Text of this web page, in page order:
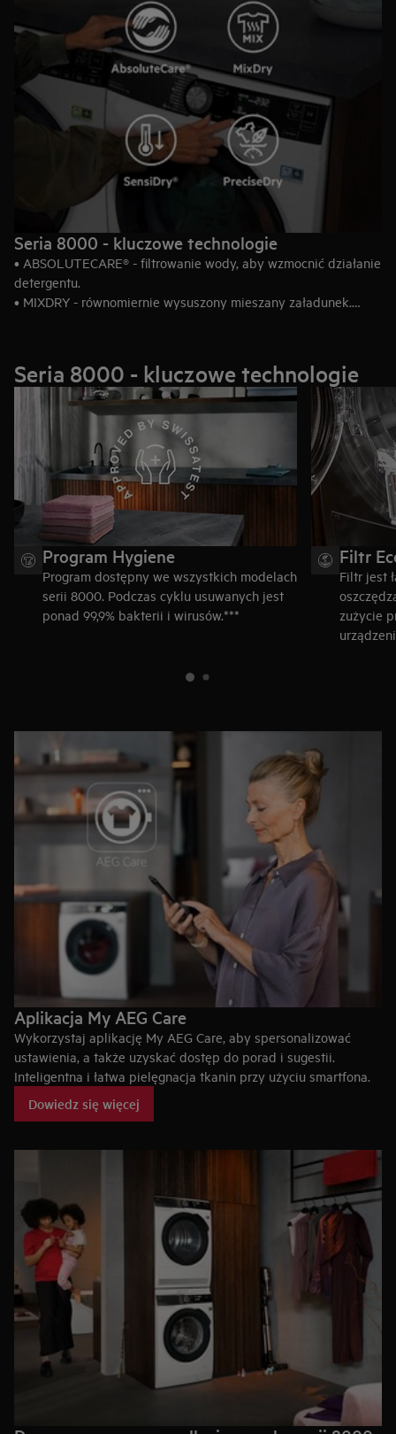
Seria 8000 - kluczowe technologie
• ABSOLUTECARE® - filtrowanie wody, aby wzmocnić działanie
detergentu.
• MIXDRY - równomiernie wysuszony mieszany załadunek.
i energii.
Seria 8000 - kluczowe technologie
Program Hygiene
Program dostępny we wszystkich modelach
serii 8000. Podczas cyklu usuwanych jest
ponad 99,9% bakterii i wirusów.***
Filtr
Filtr jest
zużycie
Aplikacja My AEG Care
Wykorzystaj aplikację My AEG Care, aby spersonalizować
ustawienia, a także uzyskać dostęp do porad i sugestii.
Inteligentna i łatwa pielęgnacja tkanin przy użyciu smartfona.
Dowiedz się więcej